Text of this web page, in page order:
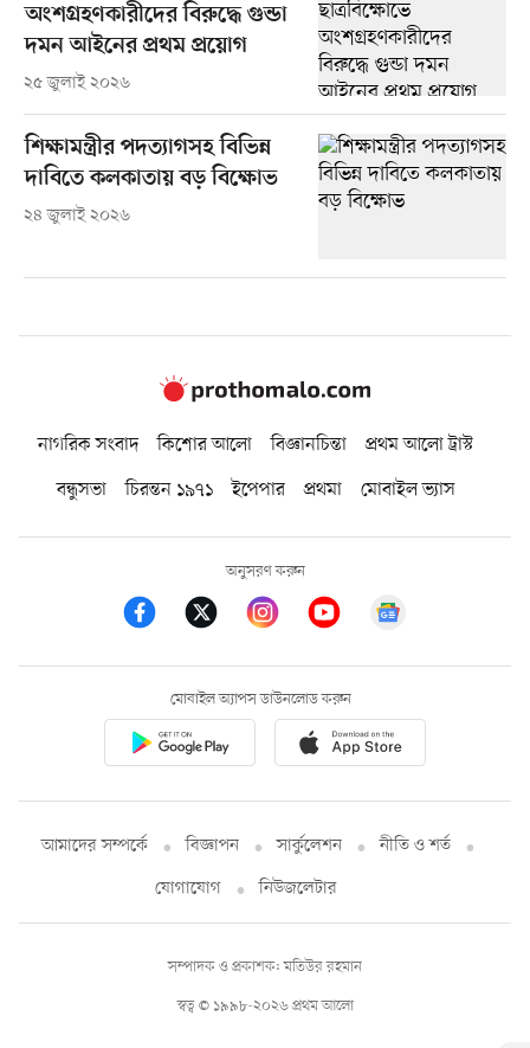
অংশগ্রহণকারীদের বিরুদ্ধে গুন্ডা
দমন আইনের প্রথম প্রয়োগ
২৫ জুলাই ২০২৬
শিক্ষামন্ত্রীর পদত্যাগসহ বিভিন্ন
দাবিতে কলকাতায় বড় বিক্ষোভ
২৪ জুলাই ২০২৬
নাগরিক সংবাদ কিশোর আলো বিজ্ঞানচিন্তা
প্রথম আলো ট্রাস্ট
বন্ধুসভা
চিরন্তন ১৯৭১ ইপেপার প্রথমা মোবাইল ভ্যাস
অনুসরণ করুন
মোবাইল অ্যাপস ডাউনলোড করুন
আমাদের সম্পর্কে বিজ্ঞাপন সার্কুলেশন
নীতি ও শর্ত
যোগাযোগ
নিউজলেটার
স্বত্ব © ১৯৯৮-২০২৬ প্রথম আলো
সম্পাদক ও প্রকাশক: মতিউর রহমান